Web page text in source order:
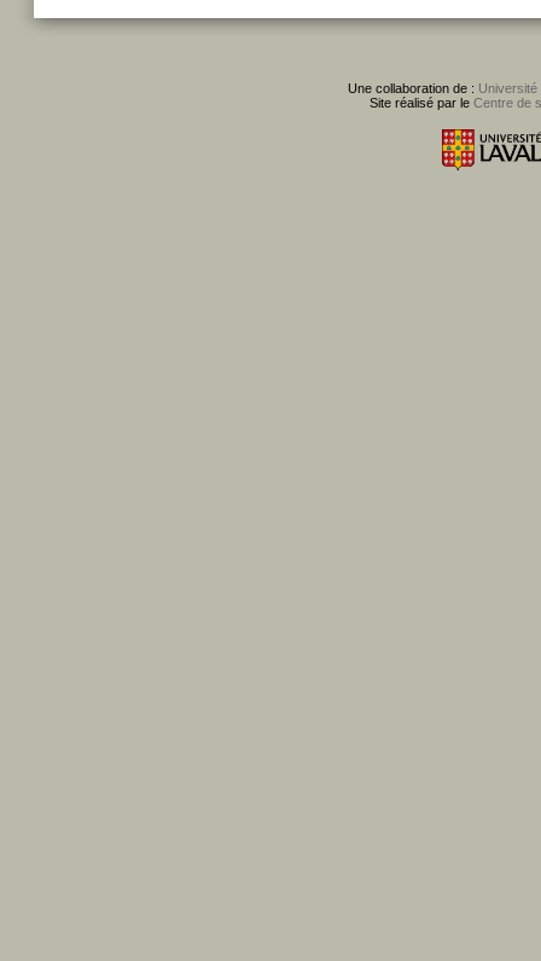
Une collaboration de : Université
Site réalisé par le Centre de